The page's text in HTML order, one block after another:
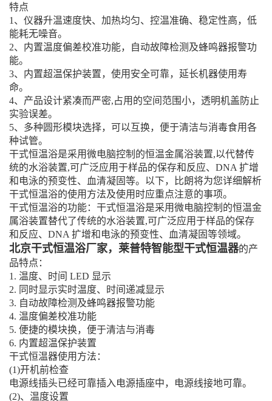
特点
1、仪器升温速度快、加热均匀、控温准确、稳定性高，低
能耗无噪音。
2、内置温度偏差校准功能，自动故障检测及蜂鸣器报警功
能。
3、内置超温保护装置，使用安全可靠，延长机器使用寿
命。
4、产品设计紧凑而严密,占用的空间范围小，透明机盖防止
实验误差。
5、多种圆形模块选择，可以互换，便于清洁与消毒食用各
种试管。
干式恒温浴是采用微电脑控制的恒温金属浴装置,以代替传
统的水浴装置,可广泛应用于样品的保存和反应、DNA 扩增
和电泳的预变性、血清凝固等。以下，比朗将为您详细解析
干式恒温浴的使用方法及使用时应重点注意的事项。
干式恒温浴的功能：干式恒温浴是采用微电脑控制的恒温金
属浴装置替代了传统的水浴装置,可广泛应用于样品的保存
和反应、DNA 扩增和电泳的预变性、血清凝固等领域。
北京干式恒温浴厂家，莱普特智能型干式恒温器的产
品特点：
1. 温度、时间 LED 显示
2. 同时显示实时温度、时间递减显示
3. 自动故障检测及蜂鸣器报警功能
4. 温度偏差校准功能
5. 便捷的模块换，便于清洁与消毒
6. 内置超温保护装置
干式恒温器使用方法：
(1)开机前检查
电源线插头已经可靠插入电源插座中，电源线接地可靠。
(2)、温度设置